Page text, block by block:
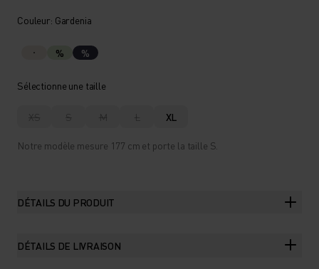
Couleur: Gardenia
% %
Sélectionne une taille
XS S M L XL
Notre modèle mesure 177 cm et porte la taille S.
DÉTAILS DU PRODUIT
DÉTAILS DE LIVRAISON